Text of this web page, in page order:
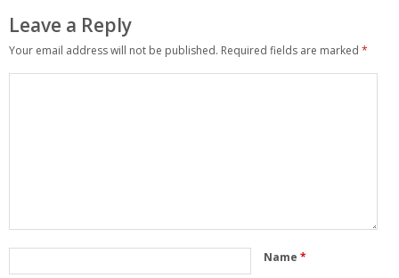
Leave a Reply
Your email address will not be published. Required fields are marked *
Name *